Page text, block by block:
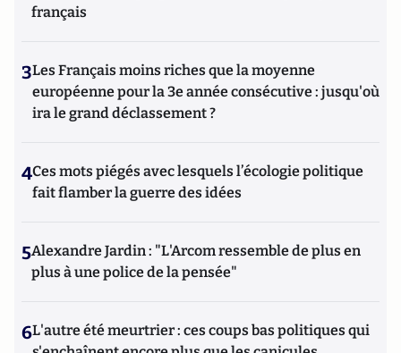
français
3Les Français moins riches que la moyenne
européenne pour la 3e année consécutive : jusqu'où
ira le grand déclassement ?
4Ces mots piégés avec lesquels l’écologie politique
fait flamber la guerre des idées
5Alexandre Jardin : "L'Arcom ressemble de plus en
plus à une police de la pensée"
6L'autre été meurtrier : ces coups bas politiques qui